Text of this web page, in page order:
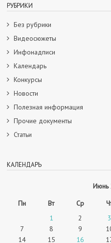
РУБРИКИ
Без рубрики
Видеосюжеты
Инфонадписи
Календарь
Конкурсы
Новости
Полезная информация
Прочие документы
Статьи
КАЛЕНДАРЬ
Июнь
Пн
Вт Ср
1
2 3
7
8 9
14
15 16